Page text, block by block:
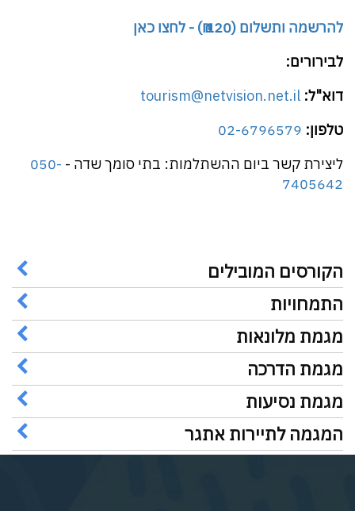
להרשמה ותשלום (120 ₪) - לחצו כאן
לבירורים:
דוא"ל: tourism@netvision.net.il
טלפון: 02-6796579
ליצירת קשר ביום ההשתלמות: בתי סומך שדה - 050-
7405642
הקורסים המובילים
התמחויות
מגמת מלונאות
מגמת הדרכה
מגמת נסיעות
המגמה לתיירות אתגר